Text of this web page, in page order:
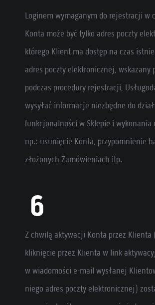
Loginem wymaganym do rejestracji w
Konta może być tylko adres poczty
którego Klient ma dostęp na czas
adres poczty elektronicznej, wskazany
podczas procedury rejestracji,
wysyłać informacje niezbędne do
funkcjonalności w Sklepie i wykonania
np.: usunięcie Konta, przypomnienie
złożonych Zamówieniach itp.
Z chwilą aktywacji Konta przez Klienta
kliknięcie przez Klienta w link
w wiadomości e-mail wysłanej
niego adres poczty elektronicznej)